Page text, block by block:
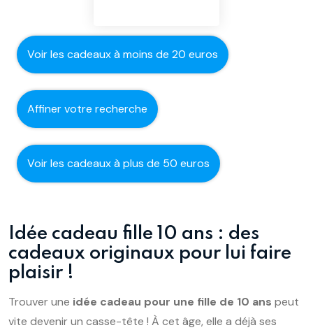
Voir les cadeaux à moins de 20 euros
Affiner votre recherche
Voir les cadeaux à plus de 50 euros
Idée cadeau fille 10 ans : des
cadeaux originaux pour lui faire
plaisir !
Trouver une idée cadeau pour une fille de 10 ans peut
vite devenir un casse-tête ! À cet âge, elle a déjà ses